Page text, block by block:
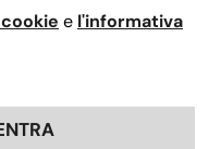
e l'informativa